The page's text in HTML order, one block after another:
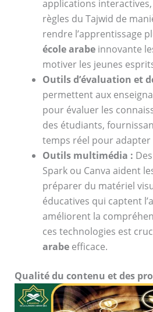
applications
règles du Tajwid de
rendre l’apprentissage
école arabeinnovante
motiver les jeunes
Outils d’évaluation et
permettent aux
pour évaluer les
des étudiants,
temps réel pour adapter
Outils multimédia :
Spark ou Canva aident
préparer du matériel
éducatives qui captent
améliorent la
ces technologies est
arabeefficace.
Qualité du contenu et des